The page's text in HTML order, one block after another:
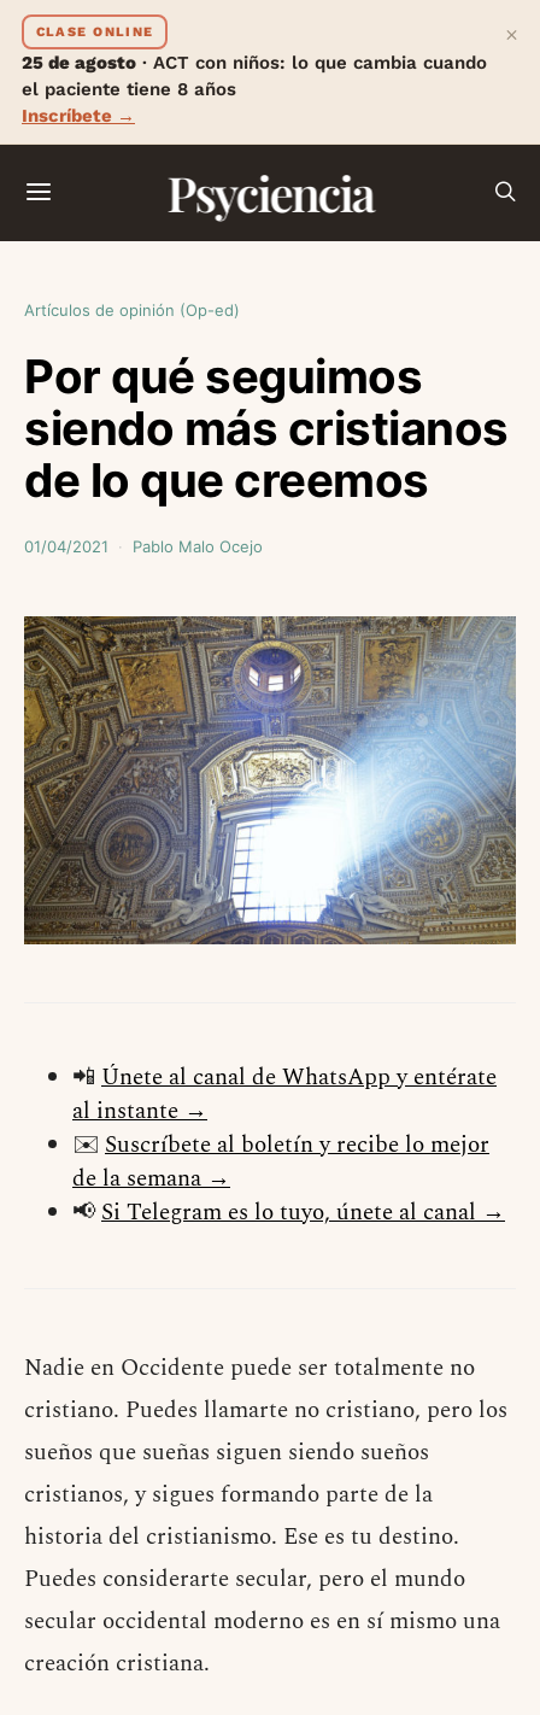
CLASE ONLINE
25 de agosto · ACT con niños: lo que cambia cuando
el paciente tiene 8 años
Inscríbete →
×
Psyciencia
Artículos de opinión (Op-ed)
Por qué seguimos
siendo más cristianos
de lo que creemos
01/04/2021 Pablo Malo Ocejo
📲 Únete al canal de WhatsApp y entérate
al instante →
✉️ Suscríbete al boletín y recibe lo mejor
de la semana →
📢Si Telegram es lo tuyo, únete al canal →
Nadie en Occidente puede ser totalmente no
cristiano. Puedes llamarte no cristiano, pero los
sueños que sueñas siguen siendo sueños
cristianos, y sigues formando parte de la
historia del cristianismo. Ese es tu destino.
Puedes considerarte secular, pero el mundo
secular occidental moderno es en sí mismo una
creación cristiana.